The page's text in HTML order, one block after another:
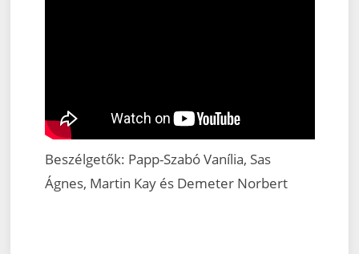
Beszélgetők: Papp-Szabó Vanília, Sas
Ágnes, Martin Kay és Demeter Norbert